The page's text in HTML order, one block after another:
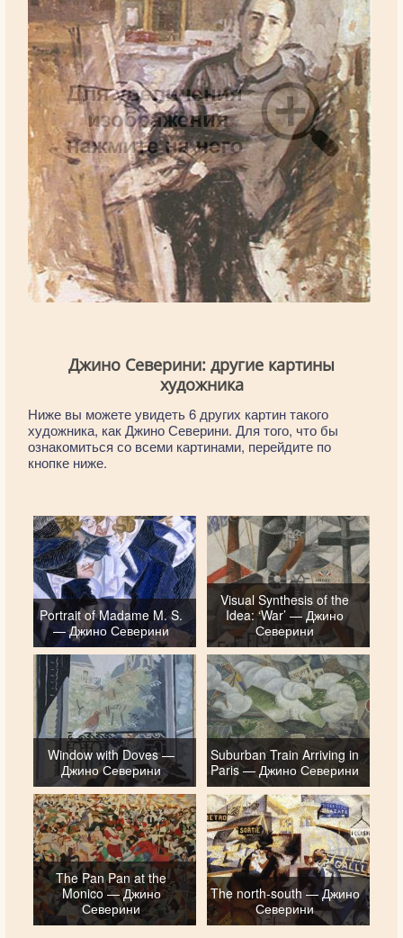
Джино Северини: другие картины
художника
Ниже вы можете увидеть 6 других картин такого
художника, как Джино Северини. Для того, что бы
ознакомиться со всеми картинами, перейдите по
кнопке ниже.
Portrait of Madame M. S.
— Джино Северини
Visual Synthesis of the
Idea: ‘War’ — Джино
Северини
Window with Doves —
Джино Северини
Suburban Train Arriving in
Paris — Джино Северини
The Pan Pan at the
Monico — Джино
Северини
The north-south — Джино
Северини